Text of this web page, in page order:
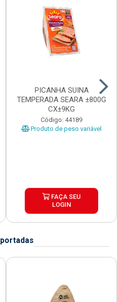
PICANHA SUINA
TEMPERADA SEARA ±800G
CX±9KG
Código: 44189
Produto de peso variável
FAÇA SEU
LOGIN